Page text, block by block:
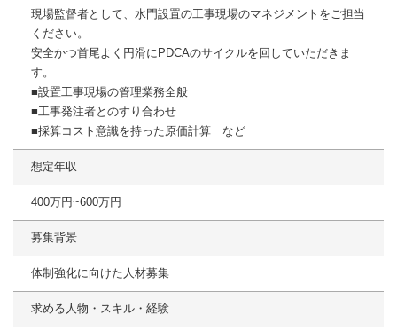
現場監督者として、水門設置の工事現場のマネジメントをご担当
ください。
安全かつ首尾よく円滑にPDCAのサイクルを回していただきま
す。
■設置工事現場の管理業務全般
■工事発注者とのすり合わせ
■採算コスト意識を持った原価計算 など
想定年収
400万円~600万円
募集背景
体制強化に向けた人材募集
求める人物・スキル・経験